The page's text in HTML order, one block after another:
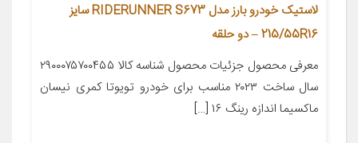
لاستیک خودرو بارز مدل RIDERUNNER S673 سایز
215/55R16 – دو حلقه
معرفی محصول جزئیات محصول شناسه کالا ۲۹۰۰۰۷۵۷۰۰۴۵۵
سال ساخت ۲۰۲۳ مناسب برای خودرو تویوتا کمری نیسان
ماکسیما اندازه رینگ ۱۶ […]